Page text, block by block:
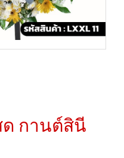
กานต์สินี